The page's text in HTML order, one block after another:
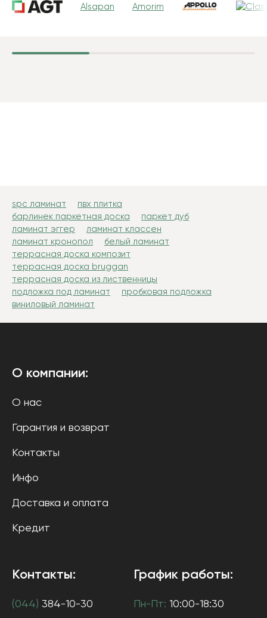
Alsapan Amorim
spc ламинат
пвх плитка
барлинек паркетная доска
паркет дуб
ламинат эггер
ламинат классен
ламинат кронопол
белый ламинат
террасная доска композит
террасная доска bruggan
террасная доска из лиственницы
подложка под ламинат
пробковая подложка
виниловый ламинат
О компании:
О нас
Гарантия и возврат
Контакты
Инфо
Доставка и оплата
Кредит
Контакты:
(044) 384-10-30
График работы:
Пн-Пт: 10:00-18:30